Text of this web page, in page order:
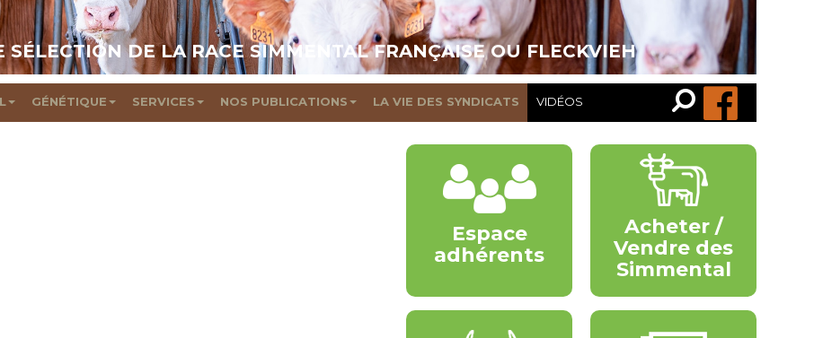
SÉLECTION DE LA RACE SIMMENTAL FRANÇAISE OU FLECKVIEH
GÉNÉTIQUE SERVICES NOS PUBLICATIONS LA VIE DES SYNDICATS VIDÉOS
Recherche…
Rechercher
Espace
adhérents
Acheter /
Vendre des
Simmental